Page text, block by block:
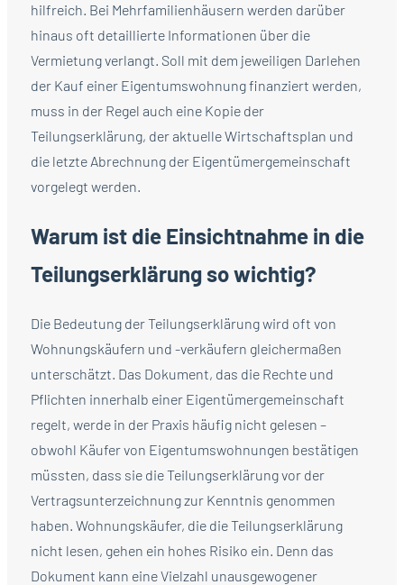
hilfreich. Bei Mehrfamilienhäusern werden darüber
hinaus oft detaillierte Informationen über die
Vermietung verlangt. Soll mit dem jeweiligen Darlehen
der Kauf einer Eigentumswohnung finanziert werden,
muss in der Regel auch eine Kopie der
Teilungserklärung, der aktuelle Wirtschaftsplan und
die letzte Abrechnung der Eigentümergemeinschaft
vorgelegt werden.
Warum ist die Einsichtnahme in die
Teilungserklärung so wichtig?
Die Bedeutung der Teilungserklärung wird oft von
Wohnungskäufern und -verkäufern gleichermaßen
unterschätzt. Das Dokument, das die Rechte und
Pflichten innerhalb einer Eigentümergemeinschaft
regelt, werde in der Praxis häufig nicht gelesen –
obwohl Käufer von Eigentumswohnungen bestätigen
müssten, dass sie die Teilungserklärung vor der
Vertragsunterzeichnung zur Kenntnis genommen
haben. Wohnungskäufer, die die Teilungserklärung
nicht lesen, gehen ein hohes Risiko ein. Denn das
Dokument kann eine Vielzahl unausgewogener